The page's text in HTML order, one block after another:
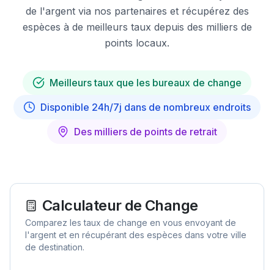
de l'argent via nos partenaires et récupérez des
espèces à de meilleurs taux depuis des milliers de
points locaux.
Meilleurs taux que les bureaux de change
Disponible 24h/7j dans de nombreux endroits
Des milliers de points de retrait
Calculateur de Change
Comparez les taux de change en vous envoyant de
l'argent et en récupérant des espèces dans votre ville
de destination.